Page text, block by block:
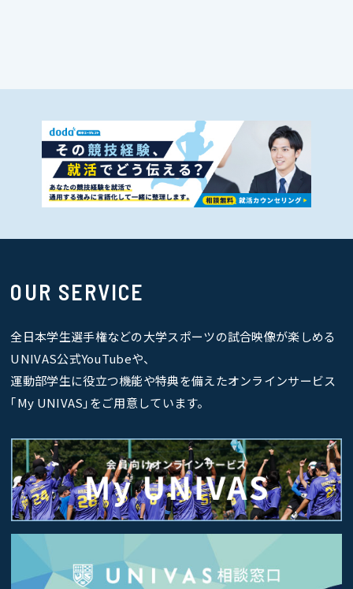
OUR SERVICE
全日本学生選手権などの大学スポーツの試合映像が楽しめる
UNIVAS公式YouTubeや、
運動部学生に役立つ機能や特典を備えたオンラインサービス
｢My UNIVAS｣をご用意しています。